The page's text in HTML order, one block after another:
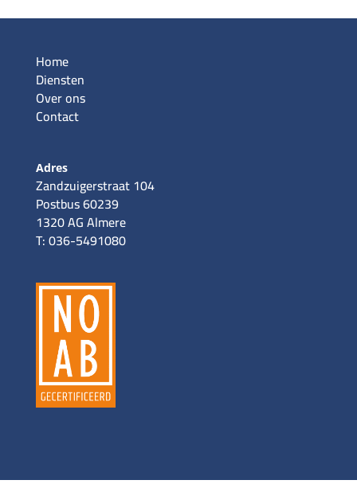
Home
Diensten
Over ons
Contact
Adres
Zandzuigerstraat 104
Postbus 60239
1320 AG Almere
T: 036-5491080